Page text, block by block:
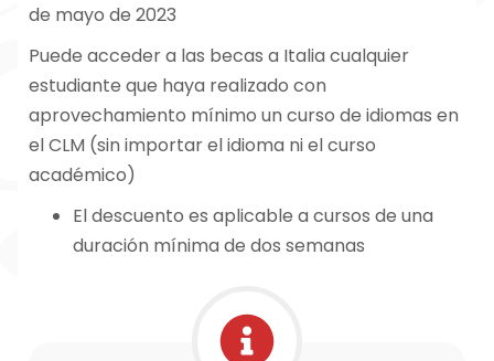
de mayo de 2023
Puede acceder a las becas a Italia cualquier
estudiante que haya realizado con
aprovechamiento mínimo un curso de idiomas en
el CLM (sin importar el idioma ni el curso
académico)
El descuento es aplicable a cursos de una
duración mínima de dos semanas